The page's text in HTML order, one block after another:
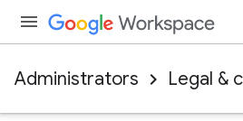
Administrators Legal &